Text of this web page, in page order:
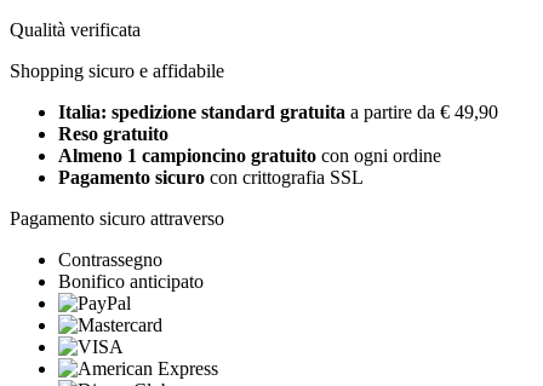
Qualità verificata
Shopping sicuro e affidabile
Italia: spedizione standard gratuita a partire da € 49,90
Reso gratuito
Almeno 1 campioncino gratuito con ogni ordine
Pagamento sicuro con crittografia SSL
Pagamento sicuro attraverso
Contrassegno
Bonifico anticipato